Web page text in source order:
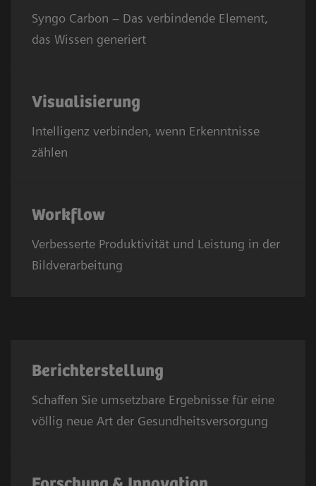
Syngo Carbon – Das verbindende Element,
das Wissen generiert
Visualisierung
Intelligenz verbinden, wenn Erkenntnisse
zählen
Workflow
Verbesserte Produktivität und Leistung in der
Bildverarbeitung
Berichterstellung
Schaffen Sie umsetzbare Ergebnisse für eine
völlig neue Art der Gesundheitsversorgung